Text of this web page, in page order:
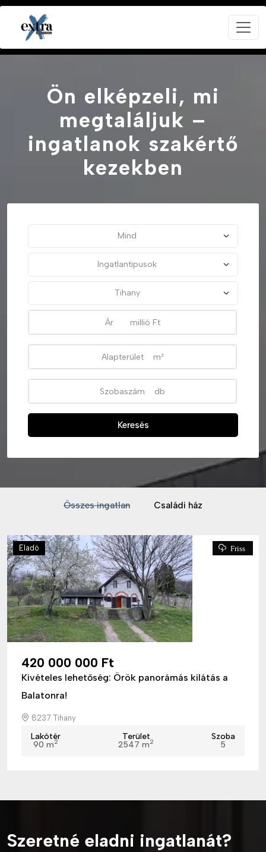
Ön elképzeli, mi
megtaláljuk –
ingatlanok szakértő
kezekben
Keresés
Összes ingatlan Családi ház
Eladó Friss
420 000 000 Ft
Kivételes lehetőség: Örök panorámás kilátás a
Balatonra!
8237 Tihany
Lakótér
90 m2
Terület
2547 m2
Szoba
5
Szeretné eladni ingatlanát?